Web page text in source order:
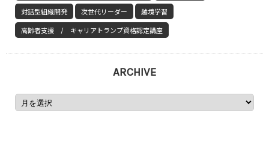
対話型組織開発 次世代リーダー 越境学習
高齢者支援 / キャリアトランプ資格認定講座
ARCHIVE